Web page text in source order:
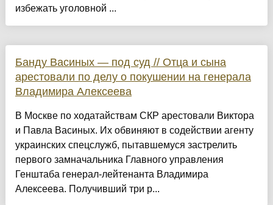
избежать уголовной ...
Банду Васиных — под суд // Отца и сына
арестовали по делу о покушении на генерала
Владимира Алексеева
В Москве по ходатайствам СКР арестовали Виктора
и Павла Васиных. Их обвиняют в содействии агенту
украинских спецслужб, пытавшемуся застрелить
первого замначальника Главного управления
Генштаба генерал-лейтенанта Владимира
Алексеева. Получивший три р...